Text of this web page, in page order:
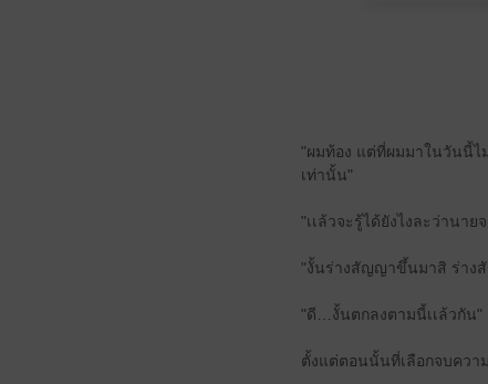
"ผมท้อง แต่ที่ผมมาในวันนี้ไ
เท่านั้น"
"เเล้วจะรู้ได้ยังไงละว่านา
"งั้นร่างสัญญาขึ้นมาสิ ร่างสั
"ดี…งั้นตกลงตามนี้เเล้วกัน"
ตั้งแต่ตอนนั้นที่เลือกจบควา